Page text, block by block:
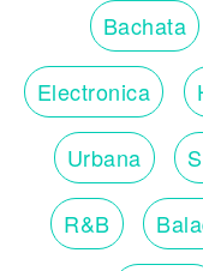
Bachata
Electronica
Urbana
R&B